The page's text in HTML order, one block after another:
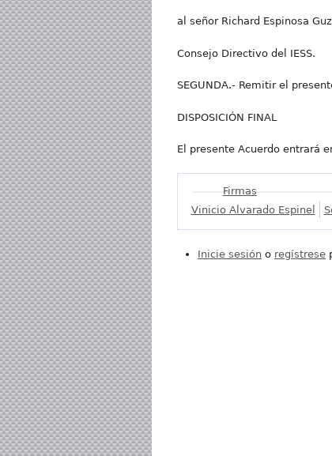
al señor Richard Espinosa
Consejo Directivo del IESS.
SEGUNDA.- Remitir el
DISPOSICIÓN FINAL
El presente Acuerdo entrará
Mostrar
Firmas
Vinicio Alvarado Espinel
Inicie sesión o regístrese